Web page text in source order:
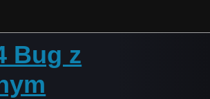
Bug z